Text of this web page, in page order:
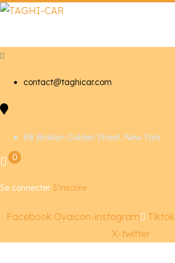
contact@taghicar.com
88 Broklyn Golden Street. New York
0
Se connecter S'inscrire
Facebook Ovaicon-instagram Tiktok
X-twitter